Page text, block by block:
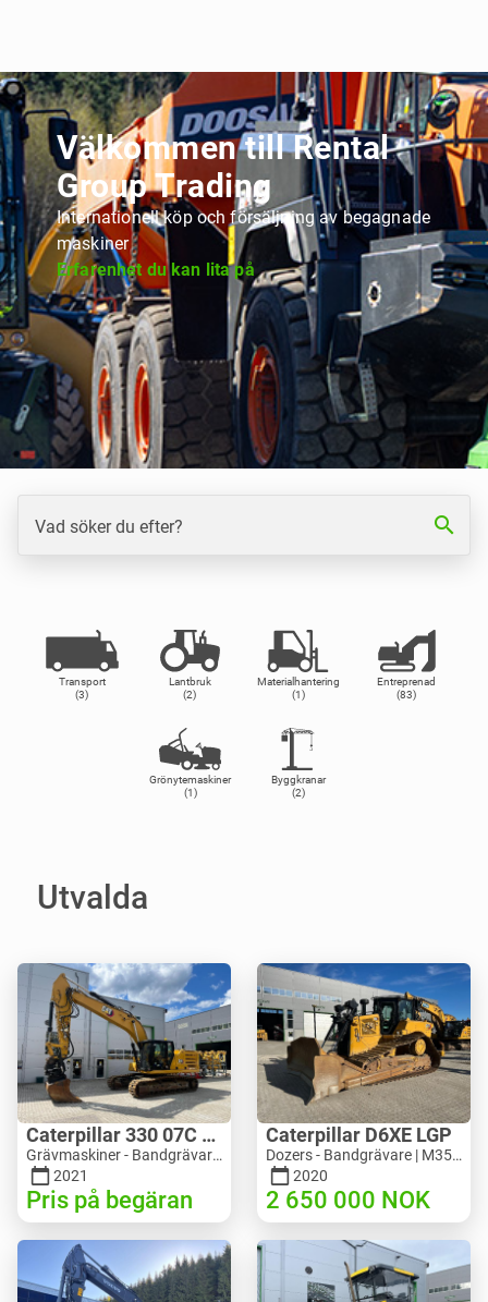
Välkommen till Rental
Group Trading
Internationell köp och försäljning av begagnade
maskiner
Erfarenhet du kan lita på
Vad söker du efter? search
Transport
(3)
Lantbruk
(2)
Materialhantering
(1)
Entreprenad
(83)
Grönytemaskiner
(1)
Byggkranar
(2)
Utvalda
Caterpillar 330 07C Next Gen
Grävmaskiner - Bandgrävare | M816-4487 | 10356
2021
Pris på begäran
Caterpillar D6XE LGP
Dozers - Bandgrävare | M354-6704 | 35056
2020
2 650 000 NOK